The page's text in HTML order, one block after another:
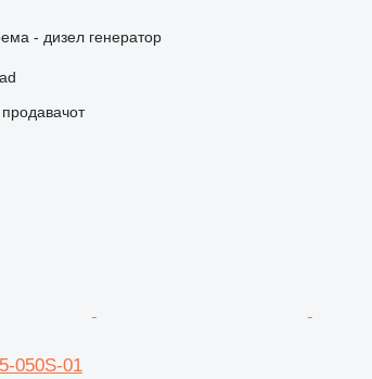
- дизел генератор
продавачот
050S-01